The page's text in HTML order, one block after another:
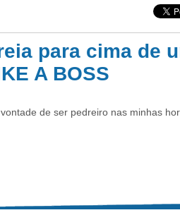
para cima de
A BOSS
de ser pedreiro nas minhas